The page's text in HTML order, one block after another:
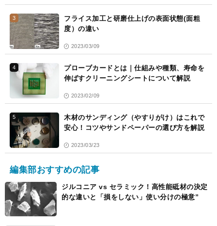
3
フライス加工と研磨仕上げの表面状態(面粗
度）の違い
2023/03/09
4
プローブカードとは｜仕組みや種類、寿命を
伸ばすクリーニングシートについて解説
2023/02/09
5
木材のサンディング（やすりがけ）はこれで
安心！コツやサンドペーパーの選び方を解説
2023/03/23
編集部おすすめの記事
ジルコニア vs セラミック！高性能砥材の決定
的な違いと「損をしない」使い分けの極意”